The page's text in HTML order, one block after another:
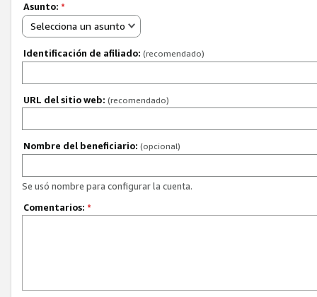
Asunto: *
Selecciona un asunto
Identificación de afiliado: (recomendado)
URL del sitio web: (recomendado)
Nombre del beneficiario: (opcional)
Se usó nombre para configurar la cuenta.
Comentarios: *